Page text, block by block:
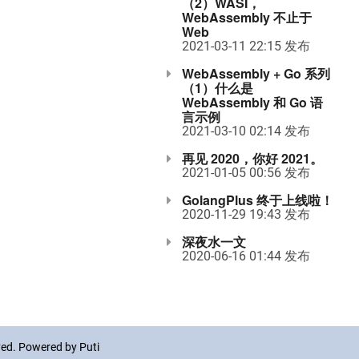
WebAssembly 不止于
Web
2021-03-11 22:15 发布
WebAssembly + Go 系列
（1）什么是
WebAssembly 和 Go 语
言示例
2021-03-10 02:14 发布
再见 2020，你好 2021。
2021-01-05 00:56 发布
GolangPlus 终于上线啦！
2020-11-29 19:43 发布
深夜水一文
2020-06-16 01:44 发布
Powered by Puti